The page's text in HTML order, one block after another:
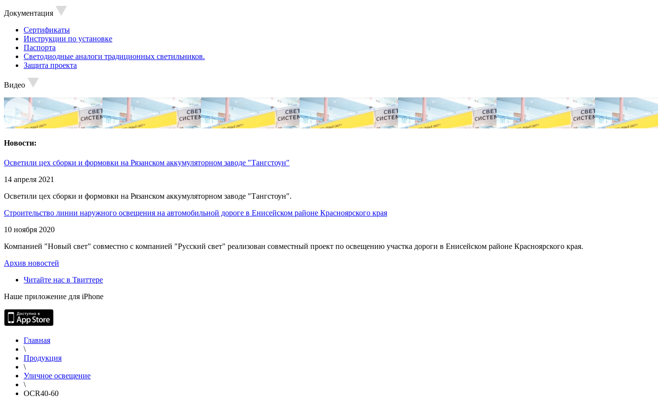
Документация
Сертификаты
Инструкции по установке
Паспорта
Светодиодные аналоги традиционных светильников.
Защита проекта
Видео
Новости:
Осветили цех сборки и формовки на Рязанском аккумуляторном заводе "Тангстоун"
14 апреля 2021
Осветили цех сборки и формовки на Рязанском аккумуляторном заводе "Тангстоун".
Строительство линии наружного освещения на автомобильной дороге в Енисейском районе Красноярского края
10 ноября 2020
Компанией "Новый свет" совместно с компанией "Русский свет" реализован совместный проект по освещению участка дороги в Енисейском районе Красноярского края.
Архив новостей
Читайте нас в Твиттере
Наше приложение для iPhone
Главная
\
Продукция
\
Уличное освещение
\
OCR40-60